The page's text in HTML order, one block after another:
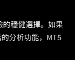
的穩健選擇。如果
分析功能，MT5